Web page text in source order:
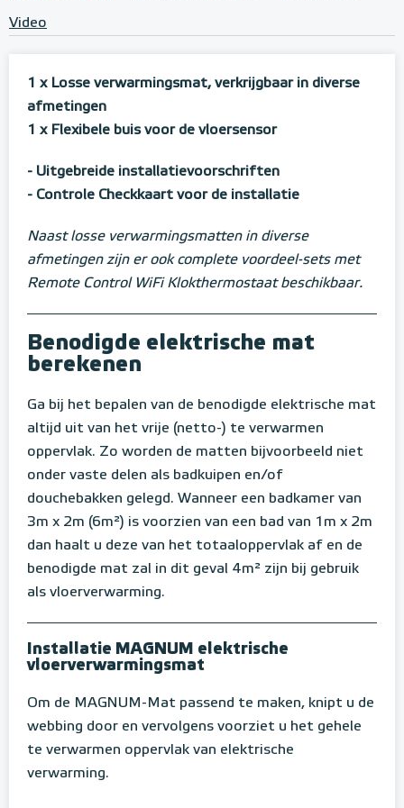
Video
1 x Losse verwarmingsmat, verkrijgbaar in diverse
afmetingen
1 x Flexibele buis voor de vloersensor
- Uitgebreide installatievoorschriften
- Controle Checkkaart voor de installatie
Naast losse verwarmingsmatten in diverse
afmetingen zijn er ook complete voordeel-sets met
Remote Control WiFi Klokthermostaat beschikbaar.
Benodigde elektrische mat
berekenen
Ga bij het bepalen van de benodigde elektrische mat
altijd uit van het vrije (netto-) te verwarmen
oppervlak. Zo worden de matten bijvoorbeeld niet
onder vaste delen als badkuipen en/of
douchebakken gelegd. Wanneer een badkamer van
3m x 2m (6m²) is voorzien van een bad van 1m x 2m
dan haalt u deze van het totaaloppervlak af en de
benodigde mat zal in dit geval 4m² zijn bij gebruik
als vloerverwarming.
Installatie MAGNUM elektrische
vloerverwarmingsmat
Om de MAGNUM-Mat passend te maken, knipt u de
webbing door en vervolgens voorziet u het gehele
te verwarmen oppervlak van elektrische
verwarming.